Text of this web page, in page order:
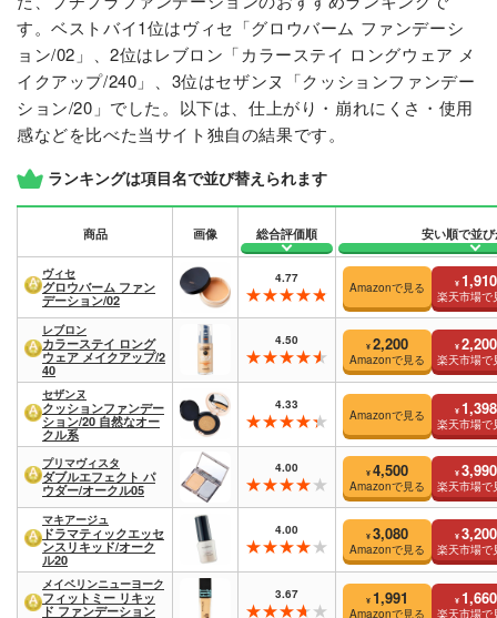
す。ベストバイ1位はヴィセ「グロウバーム ファンデーシ
ョン/02」、2位はレブロン「カラーステイ ロングウェア メ
イクアップ/240」、3位はセザンヌ「クッションファンデー
ション/20」でした。以下は、仕上がり・崩れにくさ・使用
感などを比べた当サイト独自の結果です。
ランキングは項目名で並び替えられます
商品 画像 総合評価順 安い順で並
ヴィセ
グロウバーム ファン
デーション/02
4.77
Amazonで見る ¥ 1,910
楽天市場で
レブロン
カラーステイ ロング
ウェア メイクアップ/2
40
4.50 ¥ 2,200
Amazonで見る
¥ 2,200
楽天市場で
セザンヌ
クッションファンデー
ション/20 自然なオー
クル系
4.33
Amazonで見る ¥ 1,398
楽天市場で
プリマヴィスタ
ダブルエフェクト パ
ウダー/オークル05
4.00 ¥ 4,500
Amazonで見る
¥ 3,990
楽天市場で
マキアージュ
ドラマティックエッセ
ンスリキッド/オーク
ル20
4.00 ¥ 3,080
Amazonで見る
¥ 3,200
楽天市場で
メイベリンニューヨーク
フィットミー リキッ
ド ファンデーション
3.67 ¥ 1,991
Amazonで見る
¥ 1,660
楽天市場で